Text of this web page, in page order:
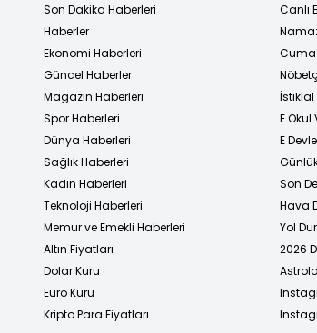
Son Dakika Haberleri
Haberler
Ekonomi Haberleri
Güncel Haberler
Magazin Haberleri
Spor Haberleri
Dünya Haberleri
Sağlık Haberleri
Kadın Haberleri
Teknoloji Haberleri
Memur ve Emekli Haberleri
Altın Fiyatları
Dolar Kuru
Euro Kuru
Kripto Para Fiyatları
Canlı
Cuma
İstiklal
E Okul
E
Son
Hava
Yol
2026